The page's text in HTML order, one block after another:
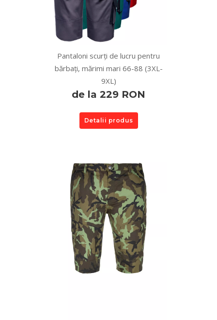
Pantaloni scurți de lucru pentru
bărbați, mărimi mari 66-88 (3XL-
9XL)
de la 229 RON
Detalii produs